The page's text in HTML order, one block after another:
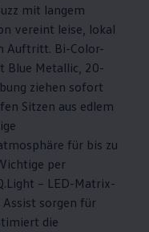
mit langem
vereint leise, lokal
Auftritt. Bi-Color-
Blue Metallic, 20-
ziehen sofort
Sitzen aus edlem
für bis zu
per
– LED-Matrix-
sorgen für
die